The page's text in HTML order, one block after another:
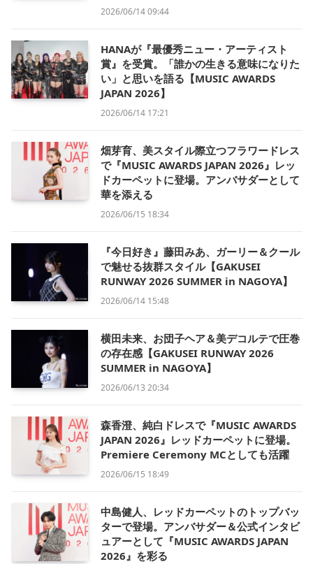
2026/06/14 09:44
HANAが『最優秀ニュー・アーティスト
賞』を受賞。「誰かの生きる意味になりた
い」と思いを語る【MUSIC AWARDS
JAPAN 2026】
2026/06/14 17:21
畑芽育、美スタイル際立つフラワードレス
で『MUSIC AWARDS JAPAN 2026』レッ
ドカーペットに登場。アンバサダーとして
華を添える
2026/06/15 18:34
『今日好き』藤田みあ、ガーリー＆クール
で魅せる抜群スタイル【GAKUSEI
RUNWAY 2026 SUMMER in NAGOYA】
2026/06/14 15:48
横田未来、お団子ヘア＆美デコルテで圧巻
の存在感【GAKUSEI RUNWAY 2026
SUMMER in NAGOYA】
2026/06/13 20:34
森香澄、純白ドレスで『MUSIC AWARDS
JAPAN 2026』レッドカーペットに登場。
Premiere Ceremony MCとしても活躍
2026/06/15 18:49
中島健人、レッドカーペットのトップバッ
ターで登場。アンバサダー＆公式インタビ
ュアーとして『MUSIC AWARDS JAPAN
2026』を彩る